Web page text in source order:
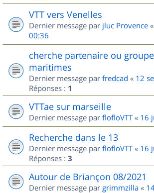
VTT vers Venelles
Dernier message par jluc Provence «
00:36
cherche partenaire ou
maritimes
Dernier message par fredcad « 12
Réponses : 1
VTTae sur marseille
Dernier message par flofloVTT« 16
Recherche dans le 13
Dernier message par flofloVTT« 16
Réponses : 3
Autour de Briançon 08/2021
Dernier message par grimmzilla «